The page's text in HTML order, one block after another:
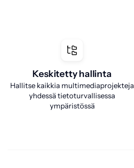
Keskitetty hallinta
Hallitse kaikkia multimediaprojekteja
yhdessä tietoturvallisessa
ympäristössä